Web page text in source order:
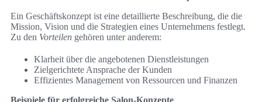
Ein Geschäftskonzept ist eine detaillierte Beschreibung, die die
Mission, Vision und die Strategien eines Unternehmens festlegt.
Zu den Vorteilen gehören unter anderem:
Klarheit über die angebotenen Dienstleistungen
Zielgerichtete Ansprache der Kunden
Effizientes Management von Ressourcen und Finanzen